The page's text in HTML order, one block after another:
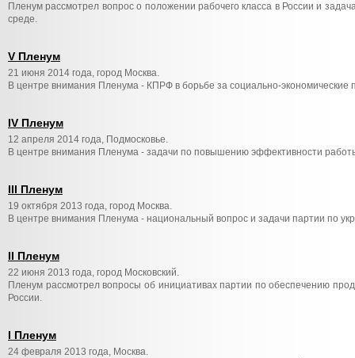
Пленум рассмотрел вопрос о положении рабочего класса в России и
среде.
V Пленум
21 июня 2014 года, город Москва.
В центре внимания Пленума - КПРФ в борьбе за социально-экономические
IV Пленум
12 апреля 2014 года, Подмосковье.
В центре внимания Пленума - задачи по повышению эффективности
III Пленум
19 октября 2013 года, город Москва.
В центре внимания Пленума - национальный вопрос и задачи партии по
II Пленум
22 июня 2013 года, город Московский.
Пленум рассмотрел вопросы об инициативах партии по обеспечению
России.
I Пленум
24 февраля 2013 года, Москва.